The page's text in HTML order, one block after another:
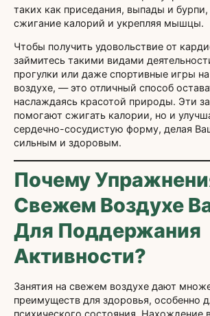
таких как приседания, выпады и
сжигание калорий и укрепляя мышцы.
Чтобы получить удовольствие от
займитесь такими видами
прогулки или даже спортивные игры
воздухе, — это отличный способ
наслаждаясь красотой природы. Эти
помогают сжигать калории, но и
сердечно-сосудистую форму, делая
сильным и здоровым.
Почему
Свежем Воздухе
Для Поддержания
Активности?
Занятия на свежем воздухе дают
преимуществ для здоровья, особенно
психического состояния. Нахождение